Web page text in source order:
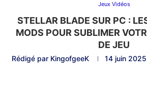
Jeux Vidéos
STELLAR BLADE SUR PC :
MODS POUR SUBLIMER
DE JEU
Rédigé par KingofgeeK 14 juin 2025